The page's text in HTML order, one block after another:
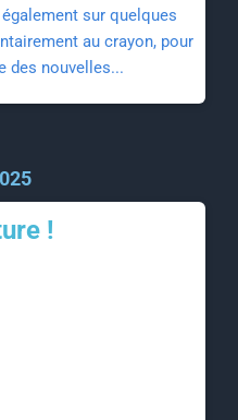
sur quelques
au crayon, pour
des nouvelles...
!